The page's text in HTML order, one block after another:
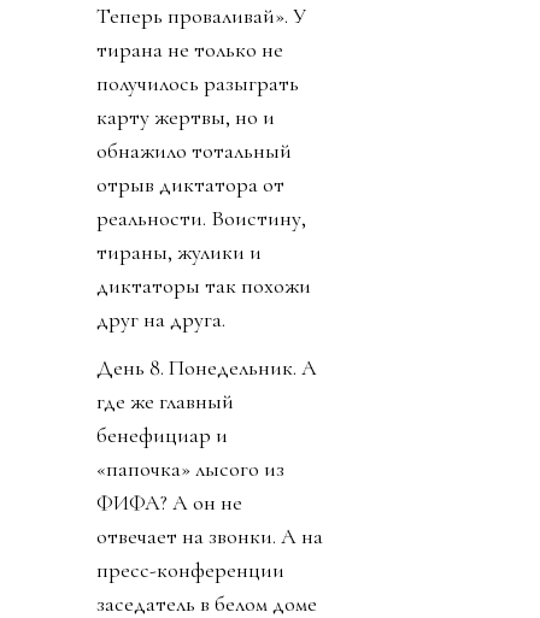
Теперь проваливай». У
тирана не только не
получилось разыграть
карту жертвы, но и
обнажило тотальный
отрыв диктатора от
реальности. Воистину,
тираны, жулики и
диктаторы так похожи
друг на друга.
День 8. Понедельник. А
где же главный
бенефициар и
«папочка» лысого из
ФИФА? А он не
отвечает на звонки. А на
пресс-конференции
заседатель в белом доме